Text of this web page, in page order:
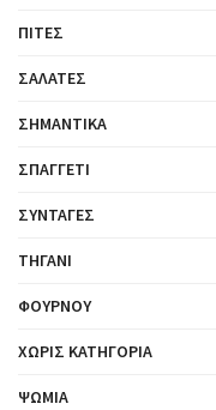
ΠΊΤΕΣ
ΣΑΛΆΤΕΣ
ΣΗΜΑΝΤΙΚΆ
ΣΠΑΓΓΈΤΙ
ΣΥΝΤΑΓΈΣ
ΤΗΓΆΝΙ
ΦΟΎΡΝΟΥ
ΧΩΡΊΣ ΚΑΤΗΓΟΡΊΑ
ΨΩΜΙΆ